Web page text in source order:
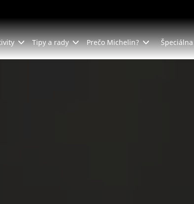
Tipy a rady Prečo Michelin?